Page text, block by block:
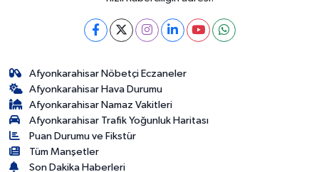
Afyonkarahisar Nöbetçi Eczaneler
Afyonkarahisar Hava Durumu
Afyonkarahisar Namaz Vakitleri
Afyonkarahisar Trafik Yoğunluk Haritası
Puan Durumu ve Fikstür
Tüm Manşetler
Son Dakika Haberleri